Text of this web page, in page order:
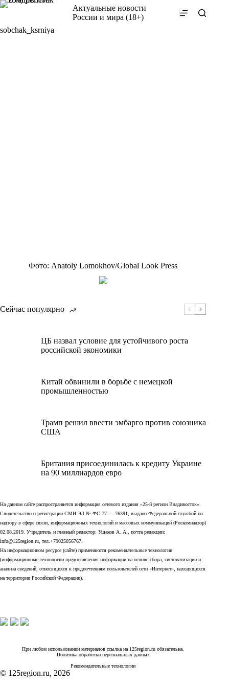
Перейти
Актуальные новости
России и мира (18+)
sobchak_ksrniya
Фото: Anatoly Lomokhov/Global Look Press
Сейчас популярно
ЦБ назвал условие для устойчивого роста
российской экономики
Китай обвинили в борьбе с немецкой
промышленностью
Трамп решил ввести эмбарго против союзника
США
Британия присоединилась к кредиту Украине
на 90 миллиардов евро
На данном сайте распространяется информация сетевого издания «25-й регион Владивосток».
Свидетельство о регистрации СМИ ЭЛ № ФС 77 — 76391, выдано Федеральной службой по
надзору в сфере связи, информационных технологий и массовых коммуникаций (Роскомнадзор)
02.08.2019. Учредитель и главный редактор: Ушаков А. А., почта редакции:
info@125region.ru, тел.+79025056767.
На информационном ресурсе (сайте) применяются рекомендательные технологии
(информационные технологии предоставления информации на основе сбора, систематизации и
анализа сведений, относящихся к предпочтениям пользователей сети «Интернет», находящихся
на территории Российской Федерации).
При любом использовании материалов ссылка на 125region.ru обязательна.
Политика обработки персональных данных
Рекомендательные технологии
© 125region.ru, 2026